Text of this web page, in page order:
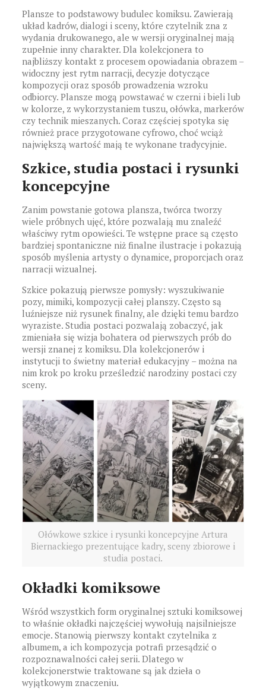
Plansze to podstawowy budulec komiksu. Zawierają
układ kadrów, dialogi i sceny, które czytelnik zna z
wydania drukowanego, ale w wersji oryginalnej mają
zupełnie inny charakter. Dla kolekcjonera to
najbliższy kontakt z procesem opowiadania obrazem –
widoczny jest rytm narracji, decyzje dotyczące
kompozycji oraz sposób prowadzenia wzroku
odbiorcy. Plansze mogą powstawać w czerni i bieli lub
w kolorze, z wykorzystaniem tuszu, ołówka, markerów
czy technik mieszanych. Coraz częściej spotyka się
również prace przygotowane cyfrowo, choć wciąż
największą wartość mają te wykonane tradycyjnie.
Szkice, studia postaci i rysunki
koncepcyjne
Zanim powstanie gotowa plansza, twórca tworzy
wiele próbnych ujęć, które pozwalają mu znaleźć
właściwy rytm opowieści. Te wstępne prace są często
bardziej spontaniczne niż finalne ilustracje i pokazują
sposób myślenia artysty o dynamice, proporcjach oraz
narracji wizualnej.
Szkice pokazują pierwsze pomysły: wyszukiwanie
pozy, mimiki, kompozycji całej planszy. Często są
luźniejsze niż rysunek finalny, ale dzięki temu bardzo
wyraziste. Studia postaci pozwalają zobaczyć, jak
zmieniała się wizja bohatera od pierwszych prób do
wersji znanej z komiksu. Dla kolekcjonerów i
instytucji to świetny materiał edukacyjny – można na
nim krok po kroku prześledzić narodziny postaci czy
sceny.
Ołówkowe szkice i rysunki koncepcyjne Artura
Biernackiego prezentujące kadry, sceny zbiorowe i
studia postaci.
Okładki komiksowe
Wśród wszystkich form oryginalnej sztuki komiksowej
to właśnie okładki najczęściej wywołują najsilniejsze
emocje. Stanowią pierwszy kontakt czytelnika z
albumem, a ich kompozycja potrafi przesądzić o
rozpoznawalności całej serii. Dlatego w
kolekcjonerstwie traktowane są jak dzieła o
wyjątkowym znaczeniu.